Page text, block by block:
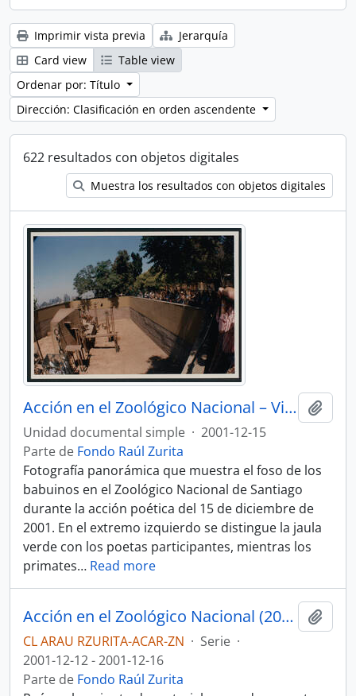
Imprimir vista previa
Jerarquía
Card view
Table view
Ordenar por: Título
Dirección: Clasificación en orden ascendente
622 resultados con objetos digitales
Muestra los resultados con objetos digitales
Acción en el Zoológico Nacional – Vista panorámica del foso y público asistente
Unidad documental simple · 2001-12-15
Parte de Fondo Raúl Zurita
Fotografía panorámica que muestra el foso de los
babuinos en el Zoológico Nacional de Santiago
durante la acción poética del 15 de diciembre de
2001. En el extremo izquierdo se distingue la jaula
verde con los poetas participantes, mientras los
primates… Read more
Acción en el Zoológico Nacional (2001)
CL ARAU RZURITA-ACAR-ZN · Serie ·
2001-12-12 - 2001-12-16
Parte de Fondo Raúl Zurita